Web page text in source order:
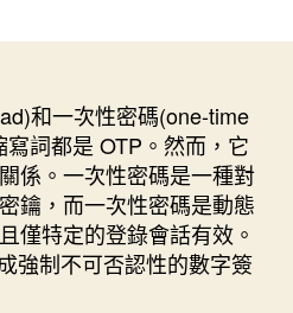
和一次性密碼(one-time
詞都是 OTP。然而，它
係。一次性密碼是一種對
鑰，而一次性密碼是動態
僅特定的登錄會話有效。
強制不可否認性的數字簽